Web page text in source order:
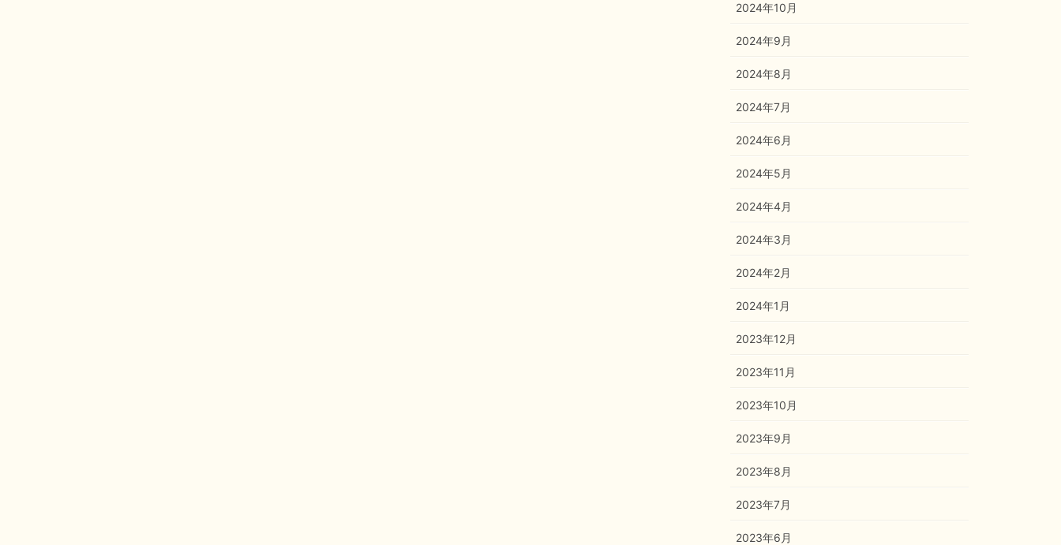
2024年10月
2024年9月
2024年8月
2024年7月
2024年6月
2024年5月
2024年4月
2024年3月
2024年2月
2024年1月
2023年12月
2023年11月
2023年10月
2023年9月
2023年8月
2023年7月
2023年6月